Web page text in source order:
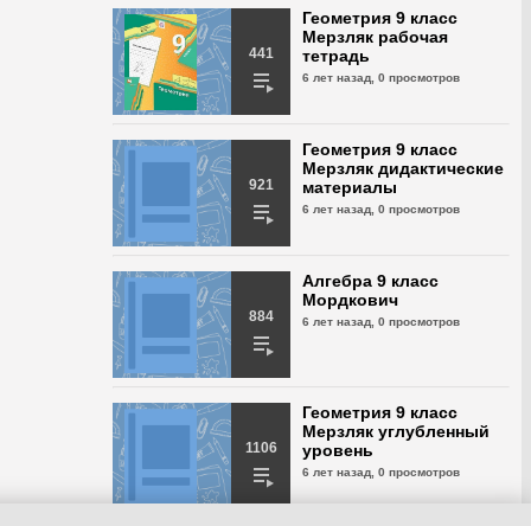
Казаков № 192
6 лет назад, 454 просмотра
Геометрия 9 класс
Казаков № 194
Геометрия 9 класс
Казаков № 195
Казаков № 196
6 лет назад, 512 просмотра
441
Геометрия 9 класс
Мерзляк рабочая
тетрадь
6 лет назад, 0 просмотров
921
Геометрия 9 класс
Мерзляк дидактические
материалы
6 лет назад, 0 просмотров
884
Алгебра 9 класс
Мордкович
6 лет назад, 0 просмотров
1106
Геометрия 9 класс
Мерзляк углубленный
уровень
6 лет назад, 0 просмотров